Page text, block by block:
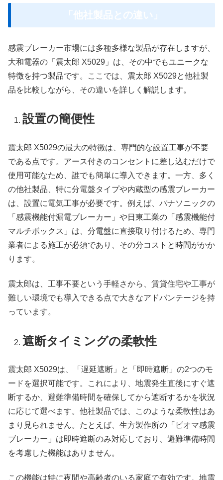
「他社製品との違い」
感震ブレーカー市場には多種多様な製品が存在しますが、
大和電器の「震太郎 X5029」は、その中でもユニークな
特徴を持つ製品です。ここでは、震太郎 X5029と他社製
品を比較しながら、その違いを詳しく解説します。
設置の簡便性
震太郎 X5029の最大の特徴は、専門的な設置工事が不要
である点です。アース付きのコンセントに差し込むだけで
使用可能なため、誰でも簡単に導入できます。一方、多く
の他社製品、特に分電盤タイプや内蔵型の感震ブレーカー
は、設置に電気工事が必要です。例えば、パナソニックの
「感震機能付漏電ブレーカー」や日東工業の「感震機能付
マルチボックス」は、分電盤に直接取り付けるため、専門
業者による施工が必須であり、その分コストと時間がかか
ります。
震太郎は、工事不要という手軽さから、賃貸住宅や工事が
難しい環境でも導入できる点で大きなアドバンテージを持
っています。
遮断タイミングの柔軟性
震太郎 X5029は、「遅延遮断」と「即時遮断」の2つのモ
ードを選択可能です。これにより、地震発生直後にすぐ遮
断するか、避難準備時間を確保してから遮断するかを状況
に応じて選べます。他社製品では、このような柔軟性はあ
まり見られません。たとえば、生方製作所の「ピオマ感震
ブレーカー」は即時遮断のみ対応しており、避難準備時間
を考慮した機能はありません。
この機能は特に夜間や高齢者のいる家庭で有効です。地震